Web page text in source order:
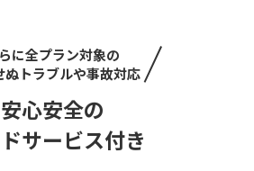
に全プラン対象の
ぬトラブルや事故対応
安心安全の
サービス付き